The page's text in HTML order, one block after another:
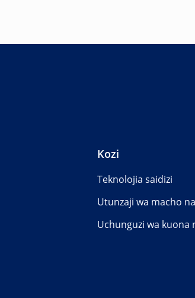
on TAP - Nyumbani
Kozi
Teknolojia saidizi
Utunzaji wa macho
Uchunguzi wa kuona